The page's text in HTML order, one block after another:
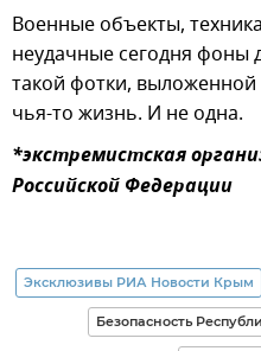
Военные объекты,
неудачные сегодня фоны
такой фотки, выложенной
чья-то жизнь. И не одна.
*экстремистская
Российской Федерации
Эксклюзивы РИА Новости Крым
Безопасность